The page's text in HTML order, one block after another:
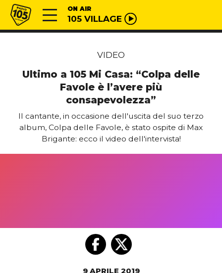
Vai al contenuto
Radio 105 ON AIR
105 VILLAGE
VIDEO
Ultimo a 105 Mi Casa: “Colpa delle
Favole è l’avere più
consapevolezza”
Il cantante, in occasione dell'uscita del suo terzo
album, Colpa delle Favole, è stato ospite di Max
Brigante: ecco il video dell'intervista!
9 APRILE 2019